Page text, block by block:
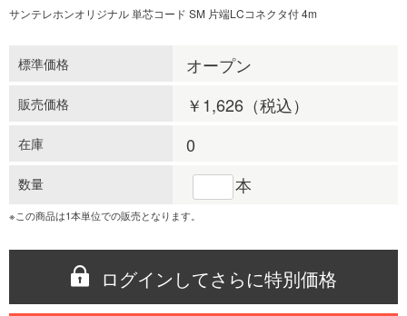
サンテレホンオリジナル 単芯コード SM 片端LCコネクタ付 4m
標準価格 オープン
販売価格 ￥1,626（税込）
在庫 0
数量 本
※この商品は1本単位での販売となります。
ログインしてさらに特別価格